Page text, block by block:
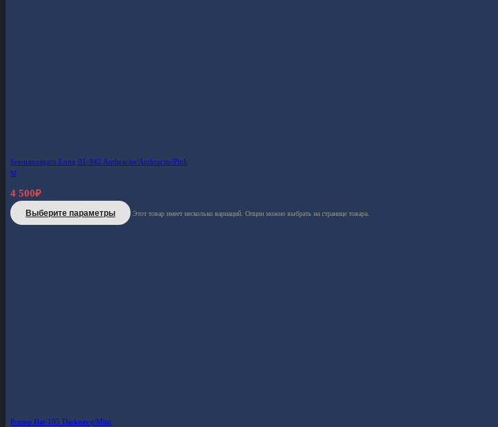
Seemannsgarn Long 01-942 Anthracite/Anthracite/Pink
M
4 500₽
Выберите параметры Этот товар имеет несколько вариаций. Опции можно выбрать на странице товара.
Promo Hat-105 Darknavy/Mint